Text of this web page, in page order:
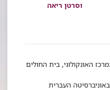
וסרטן ריאה
האונקולוגי, בית החולים
העברית